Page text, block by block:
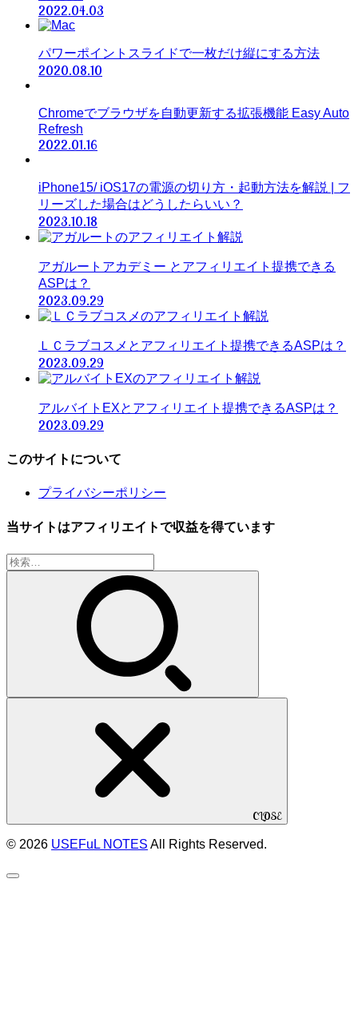
2022.04.03
パワーポイントスライドで一枚だけ縦にする方法
2020.08.10
Chromeでブラウザを自動更新する拡張機能 Easy Auto
Refresh
2022.01.16
iPhone15/ iOS17の電源の切り方・起動方法を解説 | フ
リーズした場合はどうしたらいい？
2023.10.18
アガルートアカデミー とアフィリエイト提携できる
ASPは？
2023.09.29
ＬＣラブコスメとアフィリエイト提携できるASPは？
2023.09.29
アルバイトEXとアフィリエイト提携できるASPは？
2023.09.29
このサイトについて
プライバシーポリシー
当サイトはアフィリエイトで収益を得ています
検
索:
CLOSE
© 2026 USEFuL NOTES All Rights Reserved.